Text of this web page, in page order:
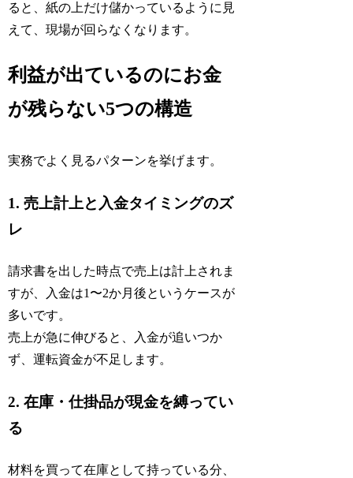
ると、紙の上だけ儲かっているように見
えて、現場が回らなくなります。
利益が出ているのにお金
が残らない5つの構造
実務でよく見るパターンを挙げます。
1. 売上計上と入金タイミングのズ
レ
請求書を出した時点で売上は計上されま
すが、入金は1〜2か月後というケースが
多いです。
売上が急に伸びると、入金が追いつか
ず、運転資金が不足します。
2. 在庫・仕掛品が現金を縛ってい
る
材料を買って在庫として持っている分、